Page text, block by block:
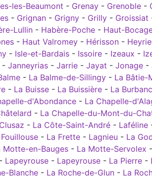
les-Beaumont - Grenay - Grenoble -
- Grignan - Grigny - Grilly - Groissiat
Lullin - Habère-Poche - Haut-
- Haut Valromey - Hérisson -
- Isle-et-Bardais - Issoire - Izeaux -
- Janneyrias - Jarrie - Jayat - Jonage -
- La Balme-de-Sillingy - La Bâtie-
- La Buisse - La Buissière - La
d'Abondance - La Chapelle-
- La Chapelle-du-Mont-du-
- La Côte-Saint-André - Laféline
- La Frette - Lagnieu - La
Motte-en-Bauges - La Motte-Servolex -
- Lapeyrouse - Lapeyrouse - La Pierre -
Blanche - La Roche-de-Glun - La